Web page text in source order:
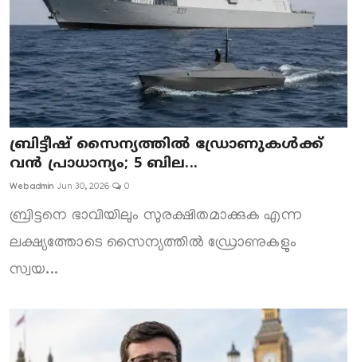
ബ്രിട്ടീഷ് സൈന്യത്തിൽ ഡ്രോണുകൾക്ക്
വൻ പ്രാധാന്യം; 5 ബില...
Webadmin Jun 30, 2026 0
ബ്രിട്ടനെ ഭാവിയിലും സുരക്ഷിതമാക്കുക എന്ന
ലക്ഷ്യത്തോടെ സൈന്യത്തിൽ ഡ്രോണുകളും
സ്വയ...